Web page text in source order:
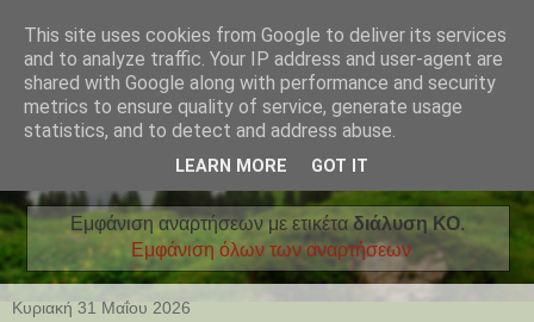
Εμφάνιση αναρτήσεων με ετικέταδιάλυση ΚΟ.
Εμφάνιση όλων των αναρτήσεων
Κυριακή 31 Μαΐου 2026
This site uses cookies from Google to deliver its services
and to analyze traffic. Your IP address and user-agent are
shared with Google along with performance and security
metrics to ensure quality of service, generate usage
statistics, and to detect and address abuse.
LEARN MORE GOT IT